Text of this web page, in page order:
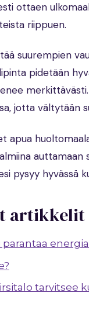
ottaen
riippuen.
suurempien
pidetään
jotta vältytään
apua
auttamaan
pysyy hyvässä
artikkelit
tarvitsee